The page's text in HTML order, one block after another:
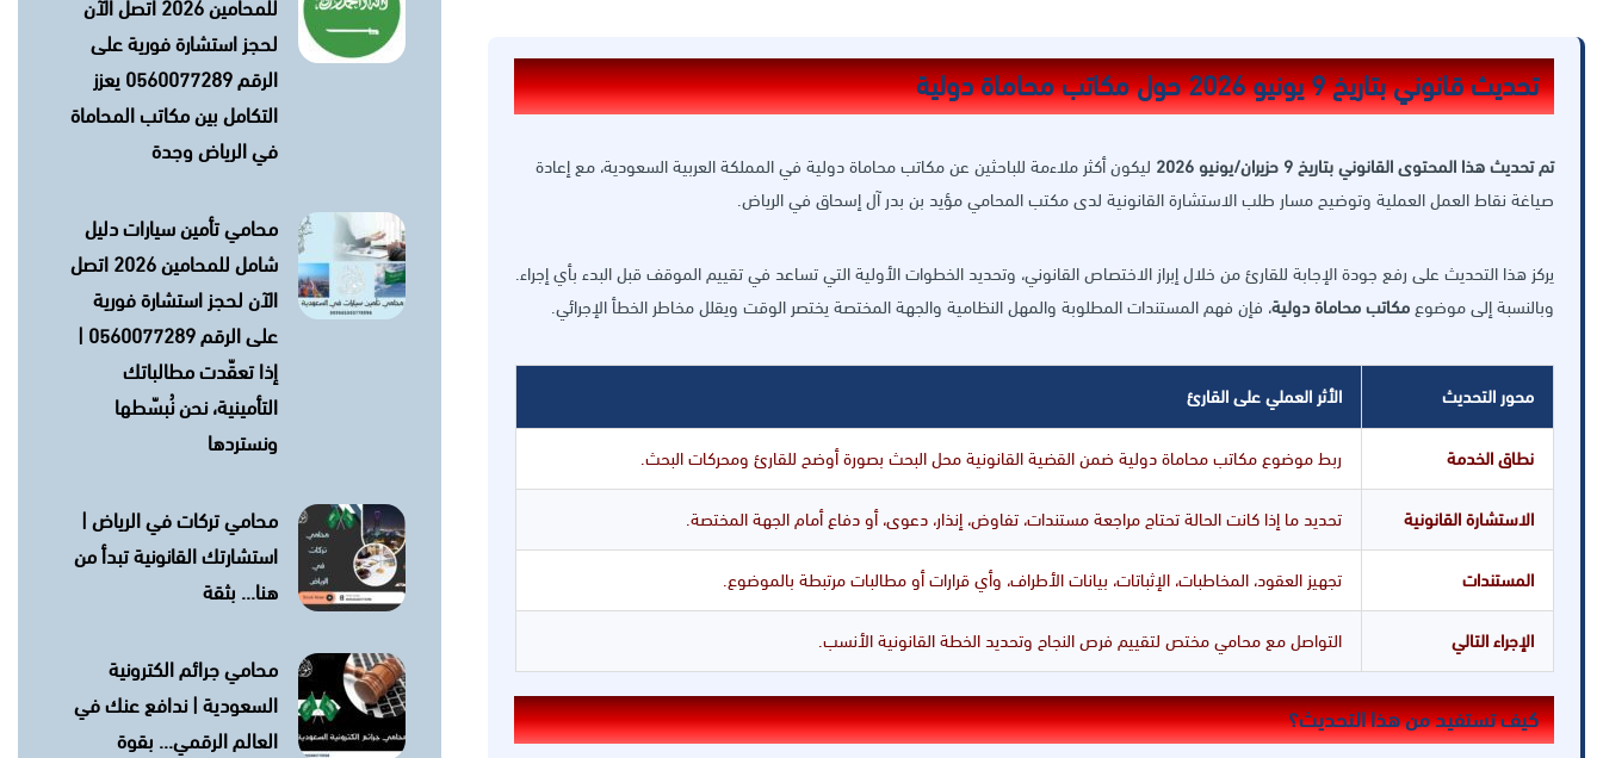
تحديث قانوني بتاريخ 9 يونيو 2026 حول مكاتب محاماة دولية
تم تحديث هذا المحتوى القانوني بتاريخ 9 حزيران/يونيو 2026
ليكون أكثر ملاءمة للباحثين عن مكاتب محاماة دولية في المملكة العربية السعودية، مع إعادة
صياغة نقاط العمل العملية وتوضيح مسار طلب الاستشارة القانونية لدى مكتب المحامي مؤيد بن بدر آل إسحاق في الرياض.
يركز هذا التحديث على رفع جودة الإجابة للقارئ من خلال إبراز الاختصاص القانوني، وتحديد الخطوات الأولية التي تساعد في تقييم الموقف قبل البدء بأي إجراء.
وبالنسبة إلى موضوعمكاتب محاماة دولية، فإن فهم المستندات المطلوبة والمهل النظامية والجهة المختصة يختصر الوقت ويقلل مخاطر الخطأ الإجرائي.
محور التحديث الأثر العملي على القارئ
نطاق الخدمة ربط موضوع مكاتب محاماة دولية ضمن القضية القانونية محل البحث بصورة أوضح للقارئ ومحركات البحث.
الاستشارة القانونية تحديد ما إذا كانت الحالة تحتاج مراجعة مستندات، تفاوض، إنذار، دعوى، أو دفاع أمام الجهة المختصة.
المستندات تجهيز العقود، المخاطبات، الإثباتات، بيانات الأطراف، وأي قرارات أو مطالبات مرتبطة بالموضوع.
الإجراء التالي التواصل مع محامي مختص لتقييم فرص النجاح وتحديد الخطة القانونية الأنسب.
كيف تستفيد من هذا التحديث؟
للمحامين 2026 اتصل الآن
لحجز استشارة فورية على
الرقم 0560077289 يعزز
التكامل بين مكاتب المحاماة
في الرياض وجدة
محامي تأمين سيارات دليل
شامل للمحامين 2026 اتصل
الآن لحجز استشارة فورية
على الرقم 0560077289 |
إذا تعقّدت مطالباتك
التأمينية، نحن نُبسّطها
ونستردها
محامي تركات في الرياض |
استشارتك القانونية تبدأ من
هنا… بثقة
محامي جرائم الكترونية
السعودية | ندافع عنك في
العالم الرقمي… بقوة